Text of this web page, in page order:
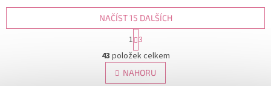
O
v
l
NAČÍST 15 DALŠÍCH
t
r
á
n
1 3
43 položek celkem
NAHORU